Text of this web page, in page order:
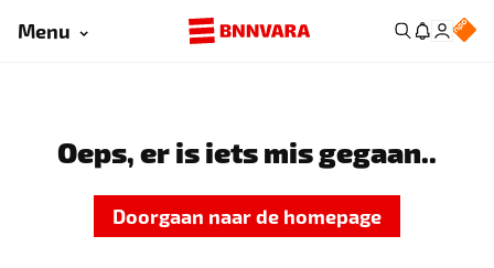
Menu
Oeps, er is iets mis gegaan..
Doorgaan naar de homepage